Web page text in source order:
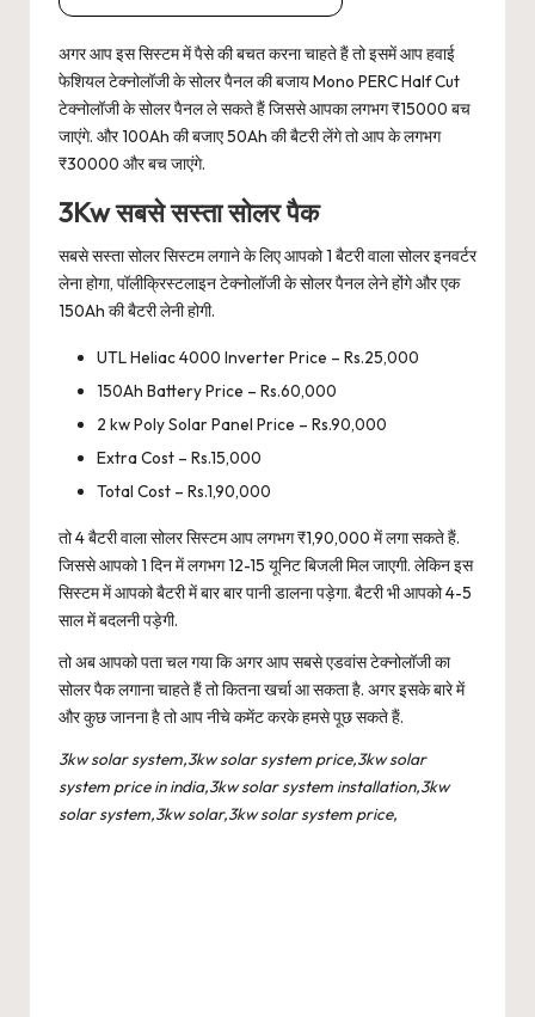
अगर आप इस सिस्टम में पैसे की बचत करना चाहते हैं तो इसमें आप हवाई
फेशियल टेक्नोलॉजी के सोलर पैनल की बजाय Mono PERC Half Cut
टेक्नोलॉजी के सोलर पैनल ले सकते हैं जिससे आपका लगभग ₹15000 बच
जाएंगे. और 100Ah की बजाए 50Ah की बैटरी लेंगे तो आप के लगभग
₹30000 और बच जाएंगे.
3Kw सबसे सस्ता सोलर पैक
सबसे सस्ता सोलर सिस्टम लगाने के लिए आपको 1 बैटरी वाला सोलर इनवर्टर
लेना होगा, पॉलीक्रिस्टलाइन टेक्नोलॉजी के सोलर पैनल लेने होंगे और एक
150Ah की बैटरी लेनी होगी.
UTL Heliac 4000 Inverter Price – Rs.25,000
150Ah Battery Price – Rs.60,000
2 kw Poly Solar Panel Price – Rs.90,000
Extra Cost – Rs.15,000
Total Cost – Rs.1,90,000
तो 4 बैटरी वाला सोलर सिस्टम आप लगभग ₹1,90,000 में लगा सकते हैं.
जिससे आपको 1 दिन में लगभग 12-15 यूनिट बिजली मिल जाएगी. लेकिन इस
सिस्टम में आपको बैटरी में बार बार पानी डालना पड़ेगा. बैटरी भी आपको 4-5
साल में बदलनी पड़ेगी.
तो अब आपको पता चल गया कि अगर आप सबसे एडवांस टेक्नोलॉजी का
सोलर पैक लगाना चाहते हैं तो कितना खर्चा आ सकता है. अगर इसके बारे में
और कुछ जानना है तो आप नीचे कमेंट करके हमसे पूछ सकते हैं.
3kw solar system,3kw solar system price,3kw solar
system price in india,3kw solar system installation,3kw
solar system,3kw solar,3kw solar system price,